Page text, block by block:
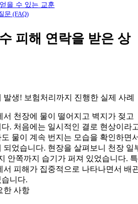
을 수 있는 교훈
문 (FAQ)
피해 연락을 받은 상
서 천장에 물이 떨어지고 벽지가 젖고
. 처음에는 일시적인 결로 현상이라
물이 계속 번지는 모습을 확인하면
되었습니다. 현장을 살펴보니 천장 일
안쪽까지 습기가 퍼져 있었습니다. 특
서 피해가 집중적으로 나타나면서 배
니다.
한 사항